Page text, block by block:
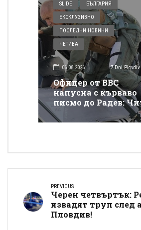
SLIDE БЪЛГАРИЯ
ЕКСКЛУЗИВНО
ПОСЛЕДНИ НОВИНИ
ЧЕТИВА
06.08.2026 7 Dni Plovdiv
Офицер от ВВС
напусна с кърваво
писмо до Радев:
Румене, защо
от бедните да
PREVIOUS
Черен четвъртък:
извадят труп след
Пловдив!